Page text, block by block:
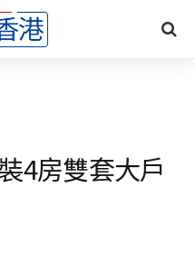
4房雙套大戶